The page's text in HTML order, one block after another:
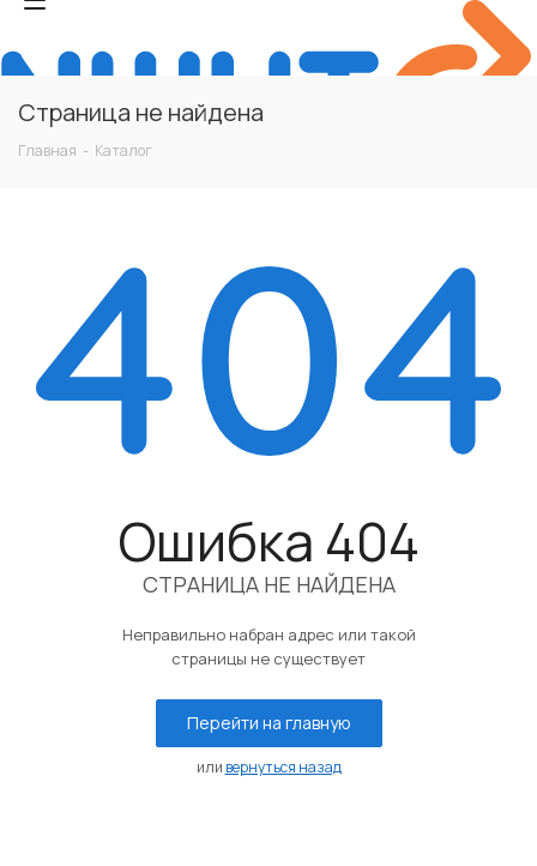
Страница не найдена
Главная - Каталог
Ошибка 404
СТРАНИЦА НЕ НАЙДЕНА
Неправильно набран адрес или такой
страницы не существует
Перейти на главную
или вернуться назад